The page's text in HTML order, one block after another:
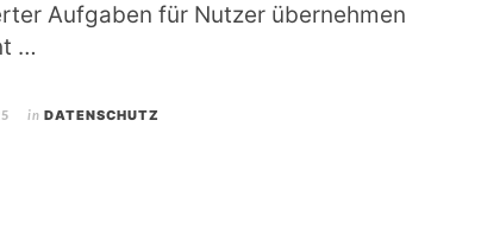
Aufgaben für Nutzer übernehmen
…
in DATENSCHUTZ